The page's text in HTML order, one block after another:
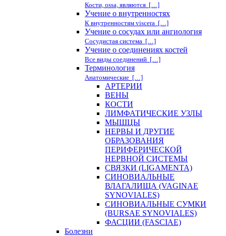
Кости, ossa, являются […]
Учение о внутренностях
К внутренностям viscera […]
Учение о сосудах или ангиология
Сосудистая система […]
Учение о соединениях костей
Все виды соединений […]
Терминология
Анатомические […]
АРТЕРИИ
ВЕНЫ
КОСТИ
ЛИМФАТИЧЕСКИЕ УЗЛЫ
МЫШЦЫ
НЕРВЫ И ДРУГИЕ
ОБРАЗОВАНИЯ
ПЕРИФЕРИЧЕСКОЙ
НЕРВНОЙ СИСТЕМЫ
СВЯЗКИ (LIGAMENTA)
СИНОВИАЛЬНЫЕ
ВЛАГАЛИЩА (VAGINAE
SYNOVIALES)
СИНОВИАЛЬНЫЕ СУМКИ
(BURSAE SYNOVIALES)
ФАСЦИИ (FASCIAE)
Болезни